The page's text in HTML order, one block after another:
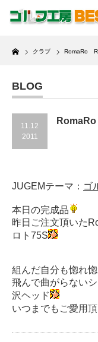
Home
クラブ RomaRo
BLOG
11.12
2011
JUGEMテーマ： ゴ
本日の完成品
昨日ご注文頂いた
ロト75S
組んだ自分も惚れ
飛んで曲がらない
沢ヘッド
いつまでもご愛用